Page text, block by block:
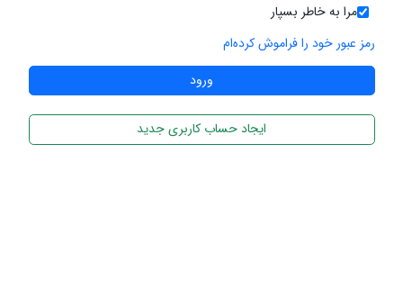
مرا به خاطر بسپار
رمز عبور خود را فراموش کرده‌ام
ایجاد حساب کاربری جدید